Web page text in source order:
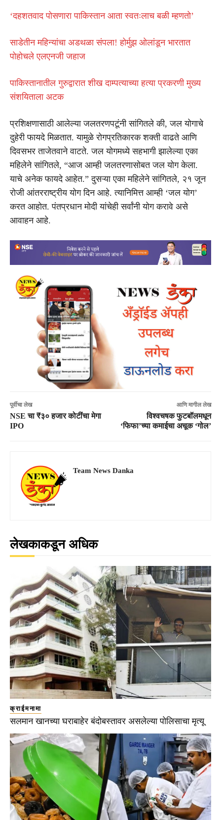
‘दहशतवाद पोसणारा पाकिस्तान आता स्वतःलाच बळी म्हणतो’
साडेतीन महिन्यांचा अडथळा संपला! होर्मुझ ओलांडून भारतात
पोहोचले एलएनजी जहाज
पाकिस्तानातील गुरुद्वारात शीख दाम्पत्याच्या हत्या प्रकरणी मुख्य
संशयिताला अटक
प्रशिक्षणासाठी आलेल्या जलतरणपटूंनी सांगितले की, जल योगाचे
दुहेरी फायदे मिळतात. यामुळे रोगप्रतिकारक शक्ती वाढते आणि
दिवसभर ताजेतवाने वाटते. जल योगमध्ये सहभागी झालेल्या एका
महिलेने सांगितले, “आज आम्ही जलतरणासोबत जल योग केला.
याचे अनेक फायदे आहेत.” दुसऱ्या एका महिलेने सांगितले, २१ जून
रोजी आंतरराष्ट्रीय योग दिन आहे. त्यानिमित्त आम्ही ‘जल योग’
करत आहोत. पंतप्रधान मोदी यांचेही सर्वांनी योग करावे असे
आवाहन आहे.
पूर्वीचा लेख
NSE चा ₹३० हजार कोटींचा मेगा
IPO
आणि मागील लेख
विश्वचषक फुटबॉलमधून
‘फिफा’च्या कमाईचा अचूक ‘गोल’
Team News Danka
लेखकाकडून अधिक
क्राईमनामा
सलमान खानच्या घराबाहेर बंदोबस्तावर असलेल्या पोलिसाचा मृत्यू